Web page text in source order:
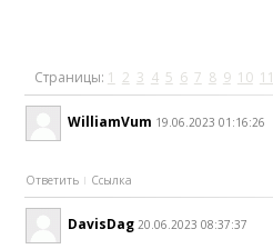
Страницы: 1 2 3 4 5 6 7 8 9 10 11
WilliamVum 19.06.2023 01:16:26
Ответить Ссылка
DavisDag 20.06.2023 08:37:37